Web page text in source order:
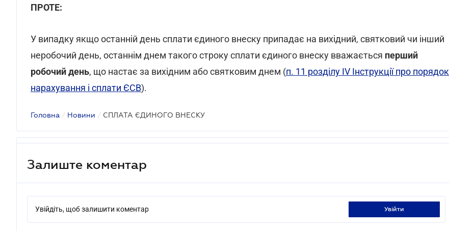
ПРОТЕ:
У випадку якщо останній день сплати єдиного внеску припадає на вихідний, святковий чи інший
неробочий день, останнім днем такого строку сплати єдиного внеску вважається перший
робочий день, що настає за вихідним або святковим днем (п. 11 розділу IV Інструкції про порядок
нарахування і сплати ЄСВ).
Головна / Новини / СПЛАТА ЄДИНОГО ВНЕСКУ
Залиште коментар
Увійдіть, щоб залишити коментар увійти